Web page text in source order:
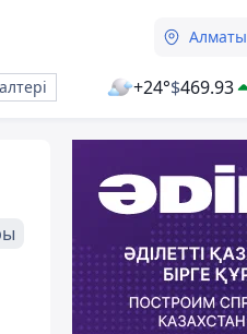
Алматы
+24°$469.93